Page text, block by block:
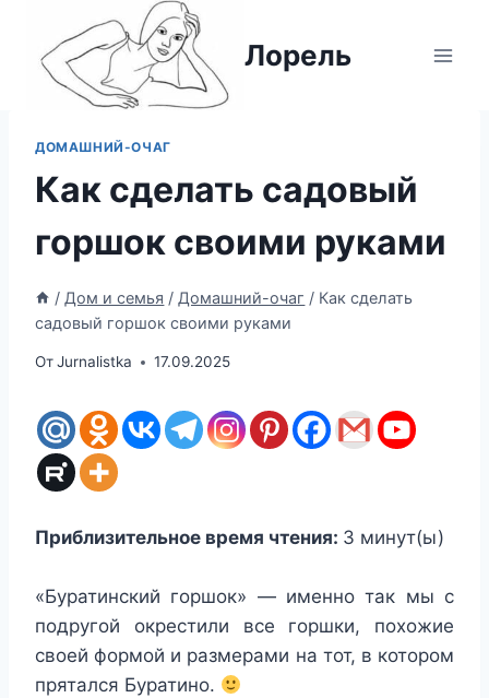
содержимому
Лорель
ДОМАШНИЙ-ОЧАГ
Как сделать садовый
горшок своими руками
/ Дом и семья / Домашний-очаг / Как сделать
садовый горшок своими руками
ОтJurnalistka 17.09.2025
Приблизительное время чтения: 3 минут(ы)
«Буратинский горшок» — именно так мы с
подругой окрестили все горшки, похожие
своей формой и размерами на тот, в котором
прятался Буратино.